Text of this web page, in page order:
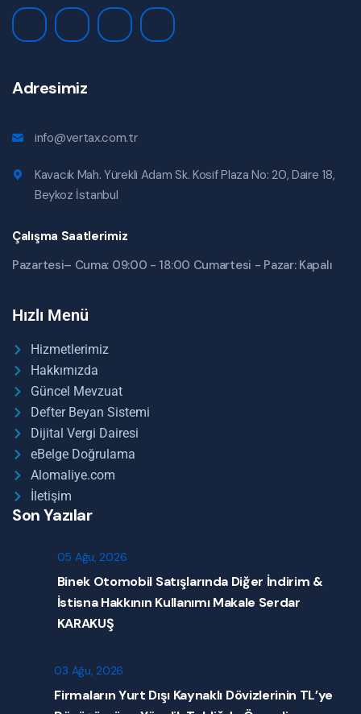
Adresimiz
info@vertax.com.tr
Kavacık Mah. Yürekli Adam Sk. Kosif Plaza No: 20, Daire 18,
Beykoz İstanbul
Çalışma Saatlerimiz
Pazartesi– Cuma: 09:00 - 18:00 Cumartesi - Pazar: Kapalı
Hızlı Menü
Hizmetlerimiz
Hakkımızda
Güncel Mevzuat
Defter Beyan Sistemi
Dijital Vergi Dairesi
eBelge Doğrulama
Alomaliye.com
İletişim
Son Yazılar
05 Ağu, 2026
Binek Otomobil Satışlarında Diğer İndirim &
İstisna Hakkının Kullanımı Makale Serdar
KARAKUŞ
03 Ağu, 2026
Firmaların Yurt Dışı Kaynaklı Dövizlerinin TL’ye